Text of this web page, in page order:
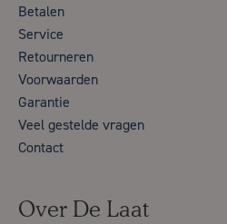
Betalen
Service
Retourneren
Voorwaarden
Garantie
Veel gestelde vragen
Contact
Over De Laat